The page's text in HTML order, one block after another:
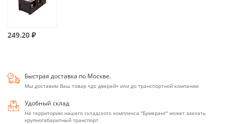
249.20 ₽
Быстрая доставка по Москве.
Мы доставим Ваш товар «до дверей» или до транспортной компании
Удобный склад
На территорию нашего складского комплекса "Бумеранг" может заехать
крупногабаритный транспорт